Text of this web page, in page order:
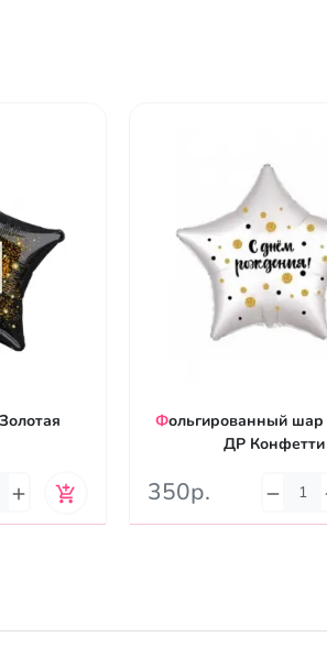
Фольгированный шар Звезда с
ДР Конфетти
350р.